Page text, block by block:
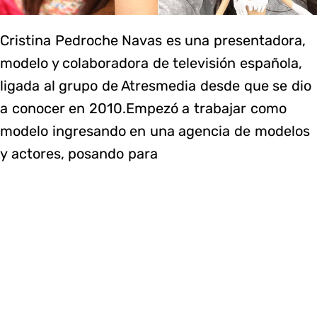
Cristina Pedroche Navas es una presentadora,
modelo y colaboradora de televisión española,
ligada al grupo de Atresmedia desde que se dio
a conocer en 2010.Empezó a trabajar como
modelo ingresando en una agencia de modelos
y actores, posando para